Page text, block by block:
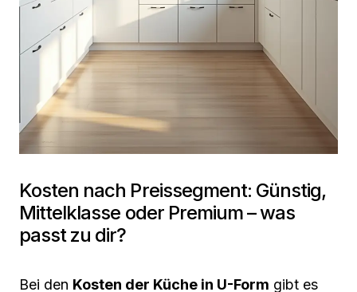
Kosten nach Preissegment: Günstig,
Mittelklasse oder Premium – was
passt zu dir?
Bei den Kosten der Küche in U-Form gibt es